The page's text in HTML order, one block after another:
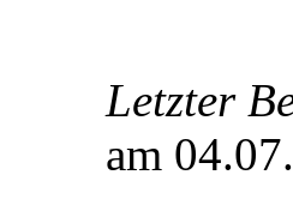
Letzter
am